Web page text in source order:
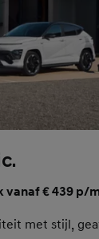
vanaf € 439 p/
met stijl,